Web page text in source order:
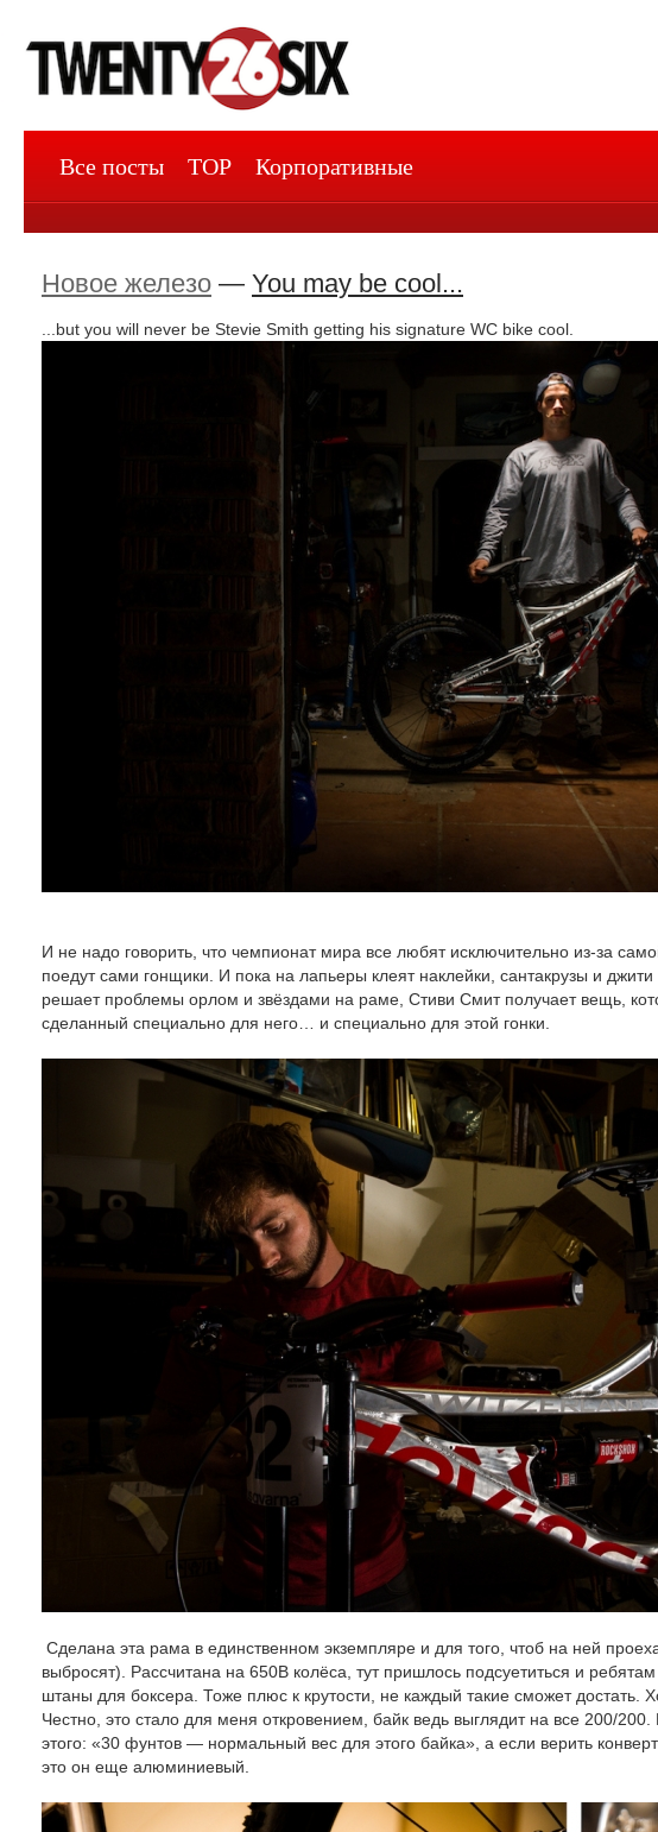
Все посты TOP Корпоративные
Новое железо — You may be cool...
...but you will never be Stevie Smith getting his signature WC bike cool.
И не надо говорить, что чемпионат мира все любят исключительно из-за
поедут сами гонщики. И пока на лапьеры клеят наклейки, сантакрузы и
решает проблемы орлом и звёздами на раме, Стиви Смит получает вещь,
сделанный специально для него… и специально для этой гонки.
Сделана эта рама в единственном экземпляре и для того, чтоб на ней
выбросят). Рассчитана на 650В колёса, тут пришлось подсуетиться и
штаны для боксера. Тоже плюс к крутости, не каждый такие сможет
Честно, это стало для меня откровением, байк ведь выглядит на все 200/
этого: «30 фунтов — нормальный вес для этого байка», а если верить
это он еще алюминиевый.